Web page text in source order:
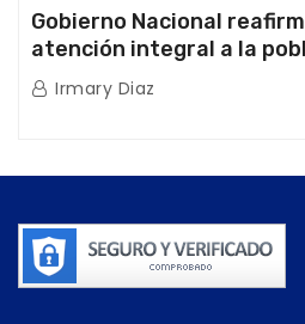
Gobierno Nacional
atención integral a la
tras doblete sísmico
Irmary Diaz